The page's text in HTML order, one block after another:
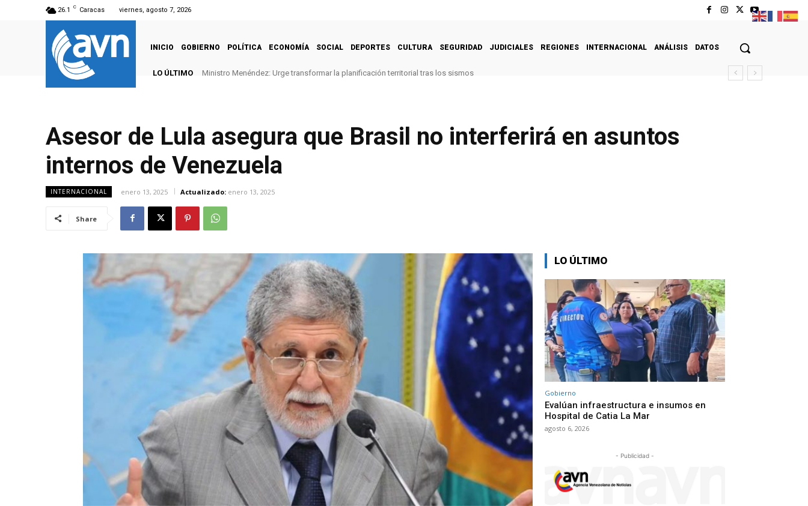
26.1 C Caracas viernes, agosto 7, 2026
INICIO GOBIERNO POLÍTICA ECONOMÍA SOCIAL DEPORTES CULTURA SEGURIDAD JUDICIALES REGIONES INTERNACIONAL ANÁLISIS DATOS
LO ÚLTIMO Ministro Menéndez: Urge transformar la planificación territorial tras los sismos
Asesor de Lula asegura que Brasil no interferirá en asuntos
internos de Venezuela
INTERNACIONAL enero 13, 2025 Actualizado: enero 13, 2025
Share
LO ÚLTIMO
Gobierno
Evalúan infraestructura e insumos en
Hospital de Catia La Mar
agosto 6, 2026
- Publicidad -